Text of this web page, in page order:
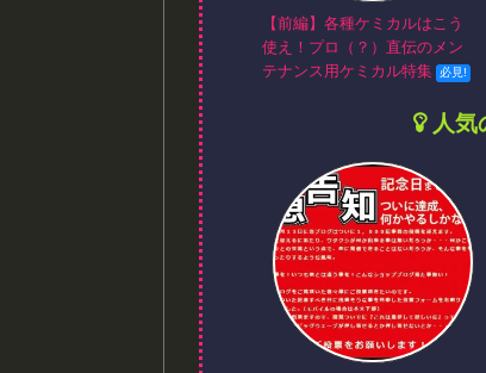
【前編】各種ケミカルはこう
使え！プロ（？）直伝のメン
テナンス用ケミカル特集
人気